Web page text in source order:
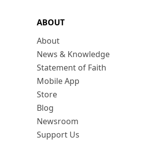
ABOUT
About
News & Knowledge
Statement of Faith
Mobile App
Store
Blog
Newsroom
Support Us